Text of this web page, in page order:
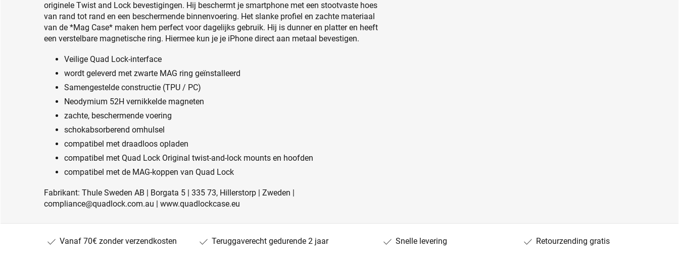
originele Twist and Lock bevestigingen. Hij beschermt je smartphone met een stootvaste hoes
van rand tot rand en een beschermende binnenvoering. Het slanke profiel en zachte materiaal
van de *Mag Case* maken hem perfect voor dagelijks gebruik. Hij is dunner en platter en heeft
een verstelbare magnetische ring. Hiermee kun je je iPhone direct aan metaal bevestigen.
Veilige Quad Lock-interface
wordt geleverd met zwarte MAG ring geïnstalleerd
Samengestelde constructie (TPU / PC)
Neodymium 52H vernikkelde magneten
zachte, beschermende voering
schokabsorberend omhulsel
compatibel met draadloos opladen
compatibel met Quad Lock Original twist-and-lock mounts en hoofden
compatibel met de MAG-koppen van Quad Lock
Fabrikant: Thule Sweden AB | Borgata 5 | 335 73, Hillerstorp | Zweden |
compliance@quadlock.com.au | www.quadlockcase.eu
Vanaf 70€ zonder verzendkosten Teruggaverecht gedurende 2 jaar Snelle levering Retourzending gratis